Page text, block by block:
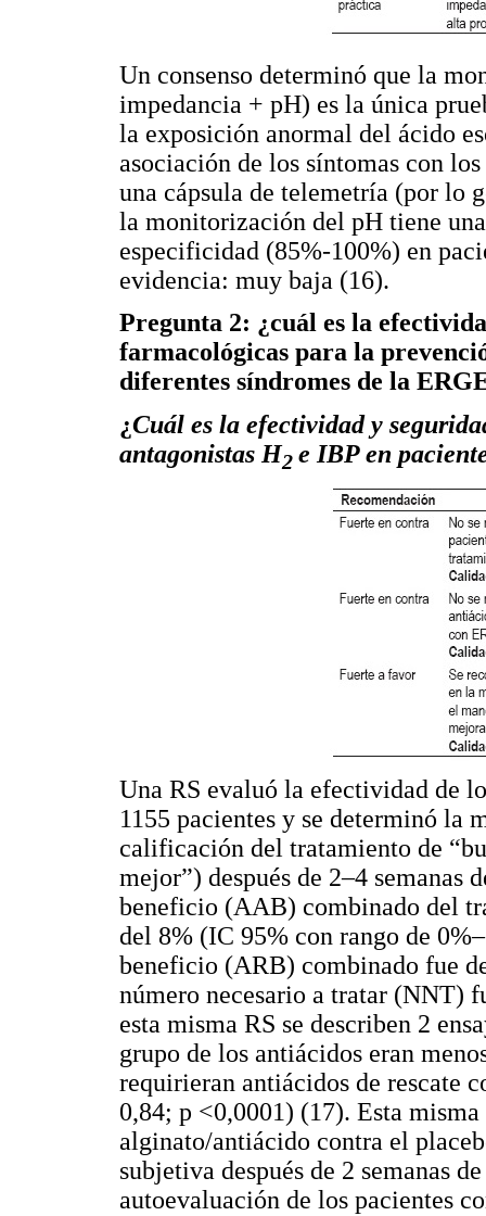
Un consenso determinó que la
impedancia + pH) es la única
la exposición anormal del ácido
asociación de los síntomas con
una cápsula de telemetría (por lo
la monitorización del pH tiene
especificidad (85%-100%) en
evidencia: muy baja (16).
Pregunta 2: ¿cuál es la
farmacológicas para la
diferentes síndromes de la
¿Cuál es la efectividad y
antagonistas H2 e IBP en
Una RS evaluó la efectividad de
1155 pacientes y se determinó la
calificación del tratamiento de
mejor”) después de 2–4 semanas
beneficio (AAB) combinado del
del 8% (IC 95% con rango de
beneficio (ARB) combinado fue
número necesario a tratar (NNT)
esta misma RS se describen 2
grupo de los antiácidos eran
requirieran antiácidos de rescate
0,84; p <0,0001) (17). Esta
alginato/antiácido contra el
subjetiva después de 2 semanas
autoevaluación de los pacientes